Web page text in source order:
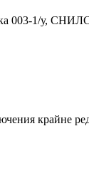
003-1/у,
крайне